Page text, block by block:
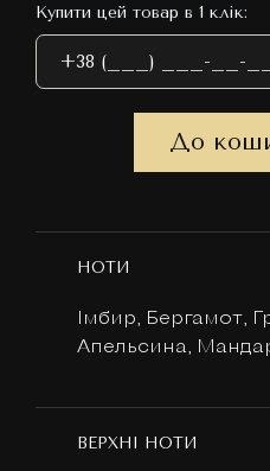
Купити цей товар в 1 клік:
До
НОТИ
Імбир, Бергамот,
Апельсина,
ВЕРХНІ НОТИ